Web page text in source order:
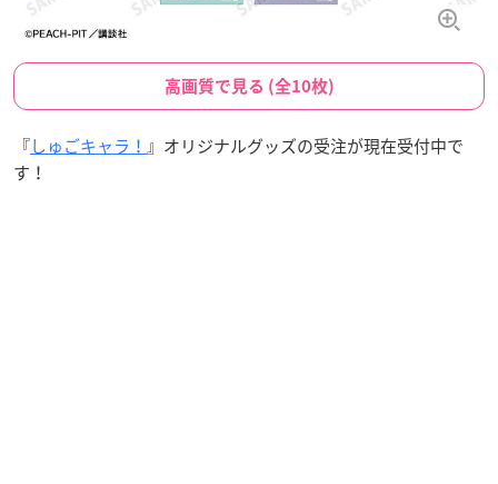
高画質で見る (全10枚)
『しゅごキャラ！ 』オリジナルグッズの受注が現在受付中で
す！